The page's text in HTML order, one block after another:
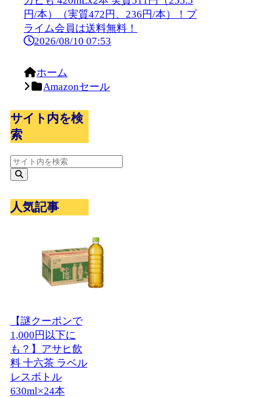
円/本）（実質472円、236円/本）！プ
ライム会員は送料無料！
2026/08/10 07:53
ホーム
Amazonセール
サイト内を検
索
人気記事
【謎クーポンで
1,000円以下に
も？】アサヒ飲
料 十六茶 ラベル
レスボトル
630ml×24本